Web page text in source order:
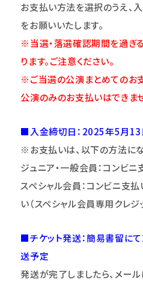
お支払い方法を選択のうえ、
をお願いいたします。
※当選・落選確認期間を過ぎ
ります。ご注意ください。
※ご当選の公演まとめてのお
公演のみのお支払いはできま
■入金締切日：2025年5月13
※お支払いは、以下の方法にな
ジュニア・一般会員：コンビニ
スペシャル会員：コンビニ支
い（スペシャル会員専用クレジ
■チケット発送：簡易書留に
送予定
発送が完了しましたら、メール